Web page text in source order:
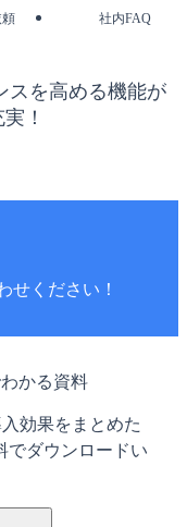
頼 社内FAQ
スを高める機能が
！
せください！
かる資料
効果をまとめた
でダウンロードい